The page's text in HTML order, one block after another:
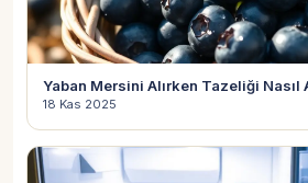
Yaban Mersini Alırken Tazeliği Nasıl
18 Kas 2025